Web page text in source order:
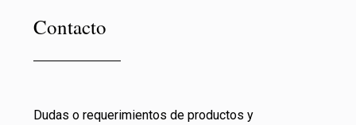
Contacto
Dudas o requerimientos de productos y